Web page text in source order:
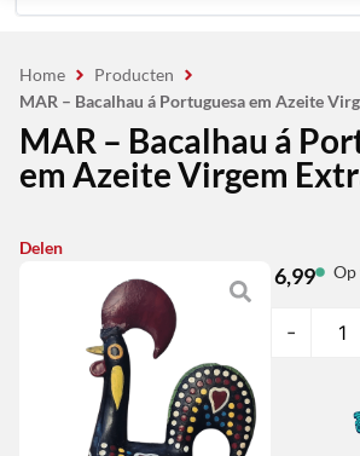
Home
Producten
MAR – Bacalhau á Portuguesa em Azeite
MAR – Bacalhau á
em Azeite Virgem
Delen
6,99 Op
-